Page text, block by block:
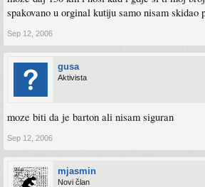
spakovano u orginal kutiju samo nisam skidao
Sep 12, 2006
gusa
Aktivista
moze biti da je barton ali nisam siguran
Sep 12, 2006
mjasmin
Novi član